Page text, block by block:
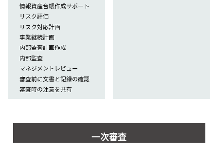
情報資産台帳作成サポート
リスク評価
リスク対応計画
事業継続計画
内部監査計画作成
内部監査
マネジメントレビュー
審査前に文書と記録の確認
審査時の注意を共有
一次審査